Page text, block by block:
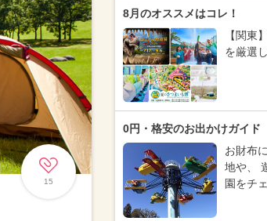
15
8月のオススメはコレ！
【関東
を厳選
0円・格安のお出かけガイド
お財布
地や、
園をチ